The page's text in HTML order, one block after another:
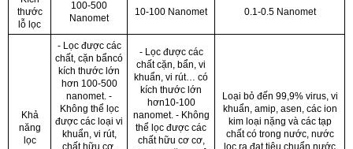
thước
lỗ lọc
100-500
Nanomet
10-100 Nanomet 0.1-0.5 Nanomet
Khả
năng
lọc
- Lọc được các
chất, cặn bẩncó
kích thước lớn
hơn 100-500
nanomet. -
Không thể lọc
được các loại vi
khuẩn, vi rút,
chất hữu cơ,
- Lọc được các
chất cặn, bẩn, vi
khuẩn, vi rút… có
kích thước lớn
hơn10-100
nanomet. - Không
thể lọc được các
chất hữu cơ cơ,
Loại bỏ đến 99,9% virus, vi
khuẩn, amip, asen, các ion
kim loại nặng và các tạp
chất có trong nước, nước
lọc ra đạt tiêu chuẩn nước